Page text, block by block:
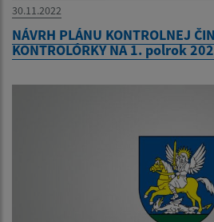
30.11.2022
NÁVRH PLÁNU KONTROLNEJ
KONTROLÓRKY NA 1. polrok